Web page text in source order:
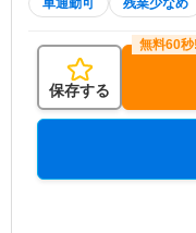
車通勤可 残業少なめ
保存する